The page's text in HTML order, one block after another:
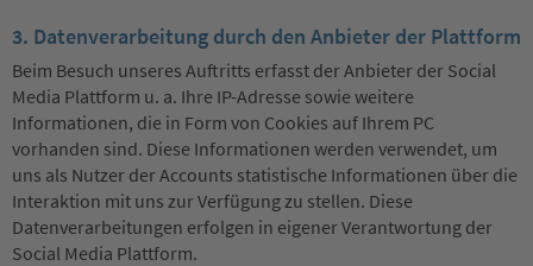
3. Datenverarbeitung durch den Anbieter der Plattform
Beim Besuch unseres Auftritts erfasst der Anbieter der Social
Media Plattform u. a. Ihre IP-Adresse sowie weitere
Informationen, die in Form von Cookies auf Ihrem PC
vorhanden sind. Diese Informationen werden verwendet, um
uns als Nutzer der Accounts statistische Informationen über die
Interaktion mit uns zur Verfügung zu stellen. Diese
Datenverarbeitungen erfolgen in eigener Verantwortung der
Social Media Plattform.